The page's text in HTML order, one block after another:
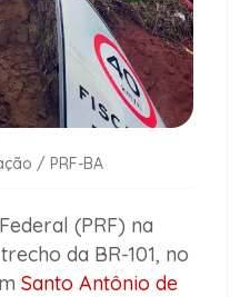
/ PRF-BA
(PRF) na
da BR-101, no
Santo Antônio de